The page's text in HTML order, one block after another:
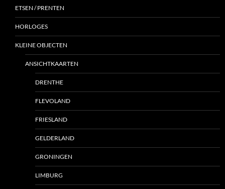
ETSEN / PRENTEN
HORLOGES
KLEINE OBJECTEN
ANSICHTKAARTEN
DRENTHE
FLEVOLAND
FRIESLAND
GELDERLAND
GRONINGEN
LIMBURG